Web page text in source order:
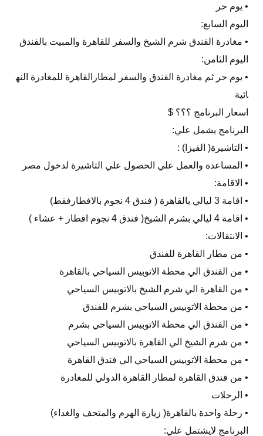
• يوم حر
اليوم السابع:
• مغادرة الفندق شرم الشيخ والسفر للقاهرة والمبيت بالفندق
اليوم الثامن:
• يوم حر ثم مغادرة الفندق والسفر لمطارالقاهرة للمغادرة النه
ائية
اسعار البرنامج ؟؟؟ $
البرنامج يشمل علي:
• التاشيرة( الفيزا) :
• المساعدة والعمل علي الحصول علي التاشيرة لدخول مصر
• الاقامة:
• اقامة 3 ليالي بالقاهرة ( فندق 4 نجوم بالافطارفقط)
• اقامة 4 ليالي بشرم الشيخ( فندق 4 نجوم افطار + عشاء )
• الانتقالات:
• من مطار القاهرة للفندق
• من الفندق الي محطة الاتوبيس السياحي بالقاهرة
• من القاهرة الي شرم الشيخ بالاتوبيس السياحي
• من محطة الاتوبيس السياحي بشرم للفندق
• من الفندق الي محطة الاتوبيس السياحي بشرم
• من شرم الشيخ الي القاهرة بالاتوبيس السياحي
• من محطة الاتوبيس السياحي الي فندق القاهرة
• من فندق القاهرة لمطار القاهرة الدولي للمغادرة
• الرحلات
• رحلة واحدة بالقاهرة( زيارة الهرم والمتحف والغداء)
البرنامج لايشتمل علي: